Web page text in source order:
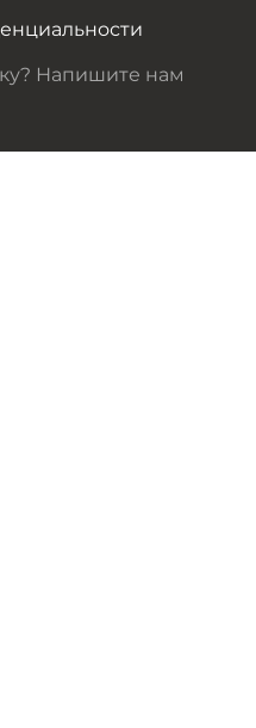
Напишите нам